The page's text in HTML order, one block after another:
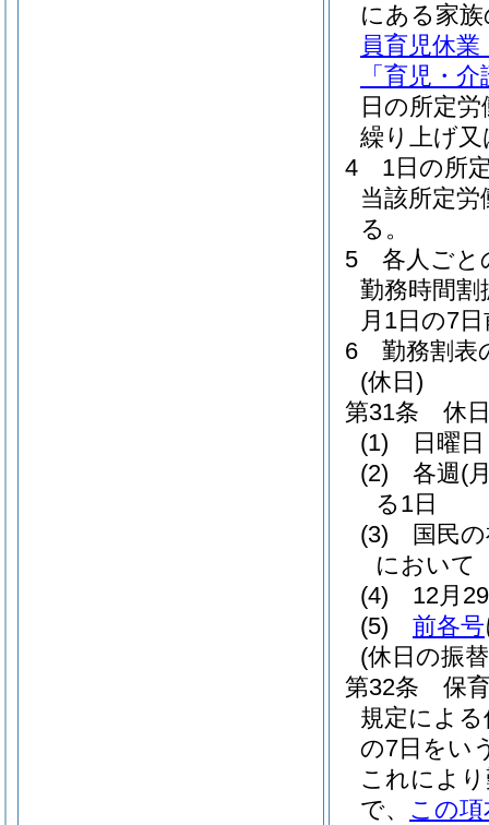
にある家
員育児休
「育児・
日の所定
繰り上げ
4
1日の所
当該所定
る。
5
各人ごと
勤務時間割
月1日の7
6
勤務割表
(休日)
第31条
休
(1)
日曜日
(2)
各週(
る1日
(3)
国民
において
(4)
12月
(5)
前各号
(休日の振
第32条
保
規定によ
の7日をい
これによ
で、 この